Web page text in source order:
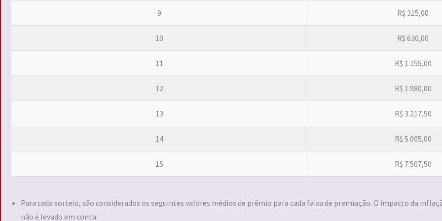
9 R$ 315,00
10 R$ 630,00
11 R$ 1.155,00
12 R$ 1.980,00
13 R$ 3.217,50
14 R$ 5.005,00
15 R$ 7.507,50
Para cada sorteio, são considerados os seguintes valores médios de prêmio para cada faixa de premiação. O impacto da
não é levado em conta: